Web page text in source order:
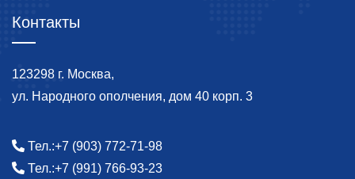
Контакты
123298 г. Москва,
ул. Народного ополчения, дом 40 корп. 3
Тел.:+7 (903) 772-71-98
Тел.:+7 (991) 766-93-23